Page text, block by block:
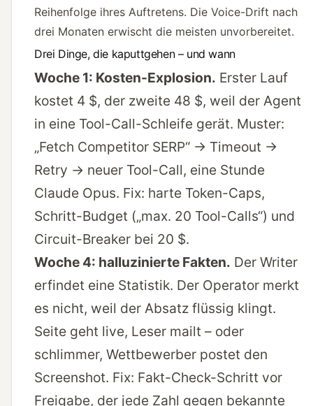
Reihenfolge ihres Auftretens. Die Voice-Drift nach
drei Monaten erwischt die meisten unvorbereitet.
Drei Dinge, die kaputtgehen – und wann
Woche 1: Kosten-Explosion. Erster Lauf
kostet 4 $, der zweite 48 $, weil der Agent
in eine Tool-Call-Schleife gerät. Muster:
„Fetch Competitor SERP“ → Timeout →
Retry → neuer Tool-Call, eine Stunde
Claude Opus. Fix: harte Token-Caps,
Schritt-Budget („max. 20 Tool-Calls“) und
Circuit-Breaker bei 20 $.
Woche 4: halluzinierte Fakten. Der Writer
erfindet eine Statistik. Der Operator merkt
es nicht, weil der Absatz flüssig klingt.
Seite geht live, Leser mailt – oder
schlimmer, Wettbewerber postet den
Screenshot. Fix: Fakt-Check-Schritt vor
Freigabe, der jede Zahl gegen bekannte